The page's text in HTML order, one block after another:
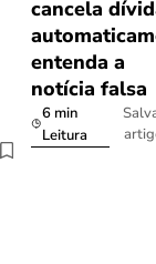
cancela
entenda a
notícia falsa
6 min
Leitura